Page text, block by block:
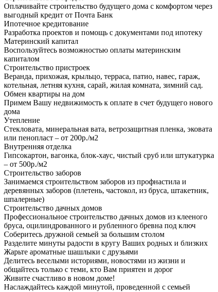
Оплачивайте строительство будущего дома с комфортом через
выгодный кредит от Почта Банк
Ипотечное кредитование
Разработка проектов и помощь с документами под ипотеку
Материнский капитал
Воспользуйтесь возможностью оплаты материнским
капиталом
Строительство пристроек
Веранда, прихожая, крыльцо, терраса, патио, навес, гараж,
котельная, летняя кухня, сарай, жилая комната, зимний сад.
Обмен квартиры на дом
Примем Вашу недвижимость к оплате в счет будущего нового
дома
Утепление
Стекловата, минеральная вата, ветрозащитная пленка, эковата
или пенопласт – от 200р./м2
Внутренняя отделка
Гипсокартон, вагонка, блок-хаус, чистый сруб или штукатурка
– от 500р./м2
Строительство заборов
Занимаемся строительством заборов из профнастила и
деревянных заборов (плетень, частокол, из бруса, штакетник,
шпалерные)
Строительство дачных домов
Профессиональное строительство дачных домов из клееного
бруса, оцилиндрованного и рубленного бревна под ключ
Соберитесь дружной семьей за большим столом
Разделите минуты радости в кругу Ваших родных и близких
Жарьте ароматные шашлыки с друзьями
Делитесь веселыми историями, новостями из жизни и
общайтесь только с теми, кто Вам приятен и дорог
Живите счастливо в новом доме!
Наслаждайтесь каждой минутой, проведенной с семьей